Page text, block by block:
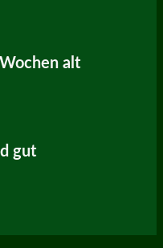
alt
gut